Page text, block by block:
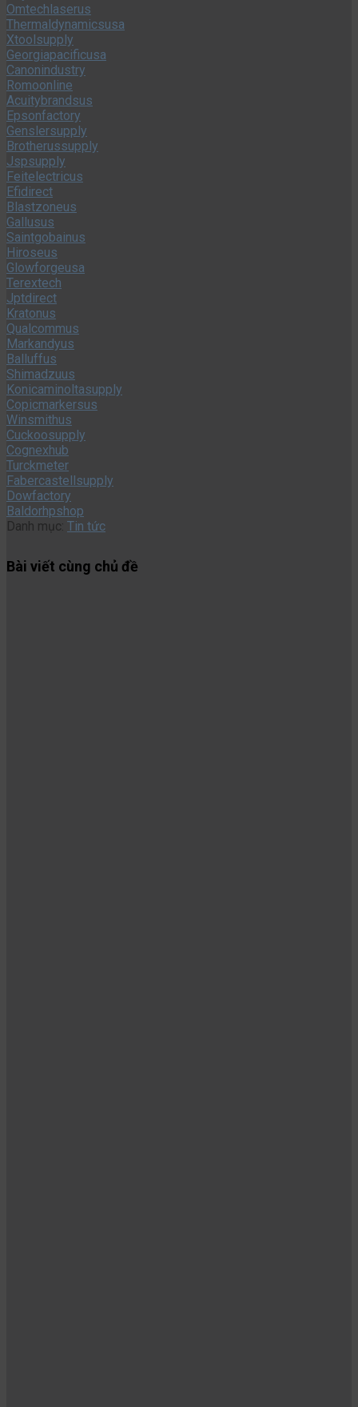
Omtechlaserus
Thermaldynamicsusa
Xtoolsupply
Georgiapacificusa
Canonindustry
Romoonline
Acuitybrandsus
Epsonfactory
Genslersupply
Brotherussupply
Jspsupply
Feitelectricus
Efidirect
Blastzoneus
Gallusus
Saintgobainus
Hiroseus
Glowforgeusa
Terextech
Jptdirect
Kratonus
Qualcommus
Markandyus
Balluffus
Shimadzuus
Konicaminoltasupply
Copicmarkersus
Winsmithus
Cuckoosupply
Cognexhub
Turckmeter
Fabercastellsupply
Dowfactory
Baldorhpshop
Danh mục: Tin tức
Bài viết cùng chủ đề